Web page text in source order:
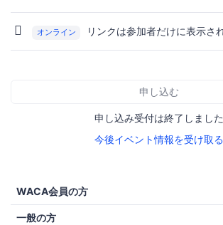
オンライン リンクは参加者だけに表示さ
申し込む
申し込み受付は終了しました
今後イベント情報を受け取る
WACA会員の方
一般の方